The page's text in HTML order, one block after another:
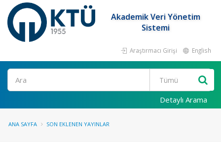
Akademik Veri Yönetim
Sistemi
Araştırmacı Girişi English
Ara
Detaylı Arama
ANA SAYFA SON EKLENEN YAYINLAR